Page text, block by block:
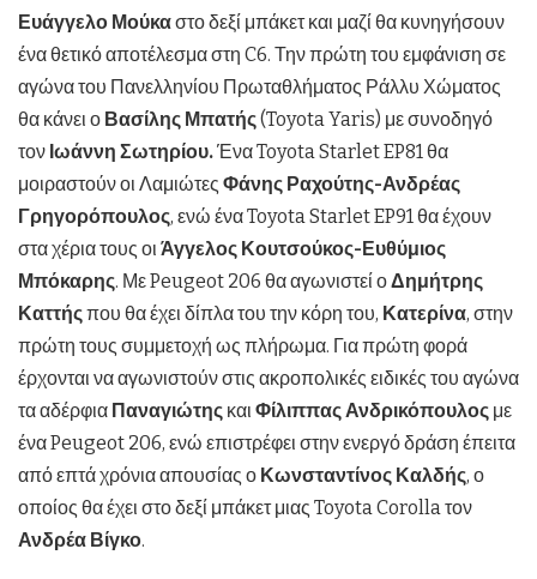
Ευάγγελο Μούκαστο δεξί μπάκετ και μαζί θα κυνηγήσουν
ένα θετικό αποτέλεσμα στη C6. Την πρώτη του εμφάνιση σε
αγώνα του Πανελληνίου Πρωταθλήματος Ράλλυ Χώματος
θα κάνει ο Βασίλης Μπατής(Toyota Yaris) με συνοδηγό
τον Ιωάννη Σωτηρίου.Ένα Toyota Starlet EP81 θα
μοιραστούν οι Λαμιώτες Φάνης Ραχούτης-Ανδρέας
Γρηγορόπουλος, ενώ ένα Toyota Starlet EP91 θα έχουν
στα χέρια τους οι Άγγελος Κουτσούκος-Ευθύμιος
Μπόκαρης. Με Peugeot 206 θα αγωνιστεί οΔημήτρης
Καττήςπου θα έχει δίπλα του την κόρη του, Κατερίνα, στην
πρώτη τους συμμετοχή ως πλήρωμα. Για πρώτη φορά
έρχονται να αγωνιστούν στις ακροπολικές ειδικές του αγώνα
τα αδέρφια Παναγιώτης και Φίλιππας Ανδρικόπουλος με
ένα Peugeot 206, ενώ επιστρέφει στην ενεργό δράση έπειτα
από επτά χρόνια απουσίας ο Κωνσταντίνος Καλδής, ο
οποίος θα έχει στο δεξί μπάκετ μιας Toyota Corolla τον
Ανδρέα Βίγκο.